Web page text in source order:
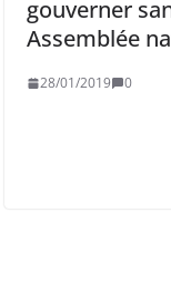
gouverner
Assemblée
28/01/2019 0